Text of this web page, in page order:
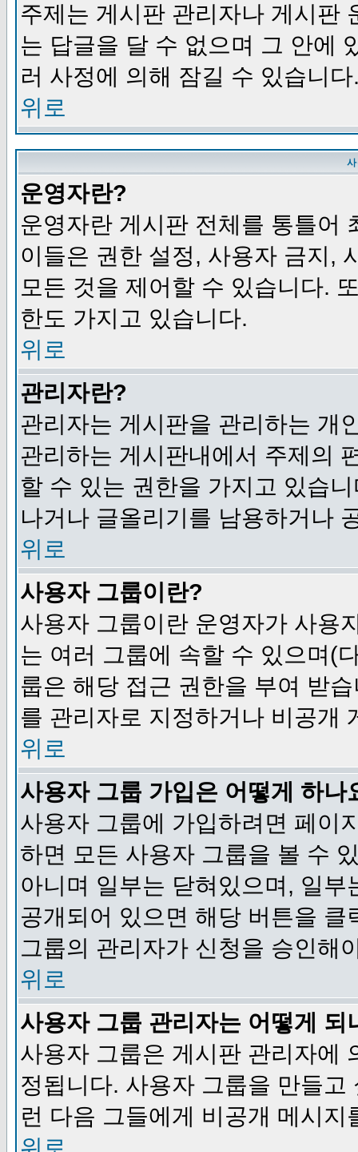
주제는 게시판 관리자나 게시판
는 답글을 달 수 없으며 그 안에
러 사정에 의해 잠길 수 있습니다
위로
운영자란?
운영자란 게시판 전체를 통틀어
이들은 권한 설정, 사용자 금지,
모든 것을 제어할 수 있습니다.
한도 가지고 있습니다.
위로
관리자란?
관리자는 게시판을 관리하는 개
관리하는 게시판내에서 주제의
할 수 있는 권한을 가지고 있습
나거나 글올리기를 남용하거나
위로
사용자 그룹이란?
사용자 그룹이란 운영자가 사용
는 여러 그룹에 속할 수 있으며(
룹은 해당 접근 권한을 부여 받
를 관리자로 지정하거나 비공개
위로
사용자 그룹 가입은 어떻게 하나
사용자 그룹에 가입하려면 페이
하면 모든 사용자 그룹을 볼 수
아니며 일부는 닫혀있으며, 일
공개되어 있으면 해당 버튼을
그룹의 관리자가 신청을 승인해
위로
사용자 그룹 관리자는 어떻게 되
사용자 그룹은 게시판 관리자에
정됩니다. 사용자 그룹을 만들
런 다음 그들에게 비공개 메시지